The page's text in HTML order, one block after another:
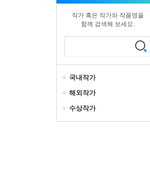
작가 혹은 작가와 작품명을
함께 검색해 보세요.
국내작가
해외작가
수상작가